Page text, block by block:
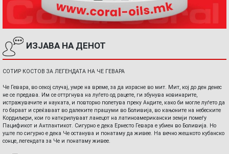
ИЗЈАВА НА ДЕНОТ
СОТИР КОСТОВ ЗА ЛЕГЕНДАТА НА ЧЕ ГЕВАРА
Че Гевара, во секој случај, умре на време, за да израсне во мит. Мит, кој до ден денес
не се предава. Им се оттргнува на луѓето од рацете, ги збунува новинарите,
истражувачите и науката, и повторно полетува преку Андите, како би могле луѓето да
го бараат и среќаваат во далеките прашуми во Боливија, во кањоните на небеските
Кордиљери, кои го наткрилуваат ланецот на латиноамерикански земји помеѓу
Пацификот и Антлантикот. Сигурно е дека Ернесто Гевара е убиен во Боливија. Но
уште по сигурно е дека Че останува и понатаму да живее. На вечно жешкото кубанско
сонце, легендата за Че и понатаму живее.